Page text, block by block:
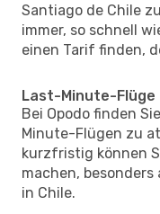
Santiago de Chile
immer, so schnell
einen Tarif finden,
Last-Minute-Flüge
Bei Opodo finden
Minute-Flügen zu
kurzfristig können
machen,
in Chile.